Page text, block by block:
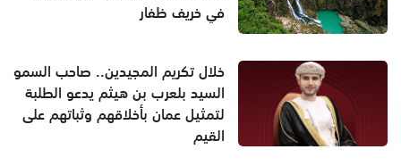
في خريف ظفار
خلال تكريم المجيدين.. صاحب السمو
السيد بلعرب بن هيثم يدعو الطلبة
لتمثيل عمان بأخلاقهم وثباتهم على
القيم